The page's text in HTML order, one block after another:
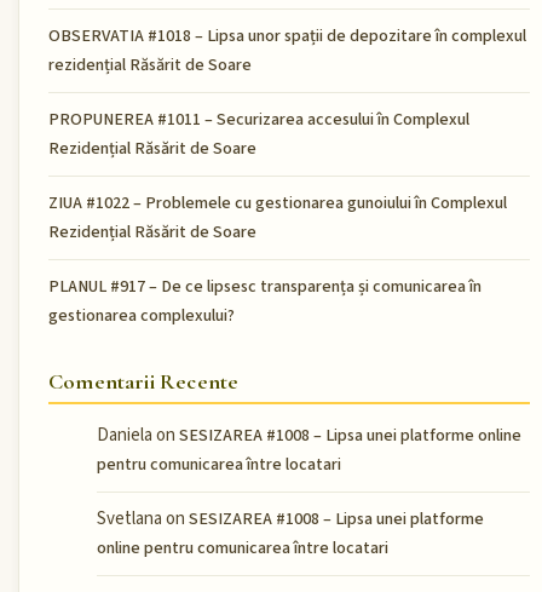
OBSERVATIA #1018 – Lipsa unor spații de depozitare în complexul
rezidențial Răsărit de Soare
PROPUNEREA #1011 – Securizarea accesului în Complexul
Rezidențial Răsărit de Soare
ZIUA #1022 – Problemele cu gestionarea gunoiului în Complexul
Rezidențial Răsărit de Soare
PLANUL #917 – De ce lipsesc transparența și comunicarea în
gestionarea complexului?
Comentarii Recente
Danielaon SESIZAREA #1008 – Lipsa unei platforme online
pentru comunicarea între locatari
Svetlanaon SESIZAREA #1008 – Lipsa unei platforme
online pentru comunicarea între locatari